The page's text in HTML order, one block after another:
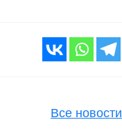
Все новости